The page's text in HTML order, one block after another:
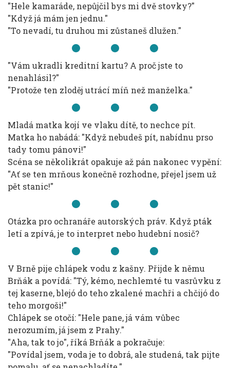
"Hele kamaráde, nepůjčil bys mi dvě stovky?"
"Když já mám jen jednu."
"To nevadí, tu druhou mi zůstaneš dlužen."
"Vám ukradli kreditní kartu? A proč jste to
nenahlásil?"
"Protože ten zloděj utrácí míň než manželka."
Mladá matka kojí ve vlaku dítě, to nechce pít.
Matka ho nabádá: "Když nebudeš pít, nabídnu prso
tady tomu pánovi!"
Scéna se několikrát opakuje až pán nakonec vypění:
"Ať se ten mrňous konečně rozhodne, přejel jsem už
pět stanic!"
Otázka pro ochranáře autorských práv. Když pták
letí a zpívá, je to interpret nebo hudební nosič?
V Brně pije chlápek vodu z kašny. Přijde k němu
Brňák a povídá: "Tý, kémo, nechlemté tu vasrůvku z
tej kaserne, blejó do teho zkalené machři a chčijó do
teho morgoši!"
Chlápek se otočí: "Hele pane, já vám vůbec
nerozumím, já jsem z Prahy."
"Aha, tak to jo", říká Brňák a pokračuje:
"Povídal jsem, voda je to dobrá, ale studená, tak pijte